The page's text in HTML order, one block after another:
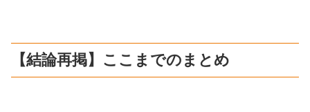
【結論再掲】ここまでのまとめ